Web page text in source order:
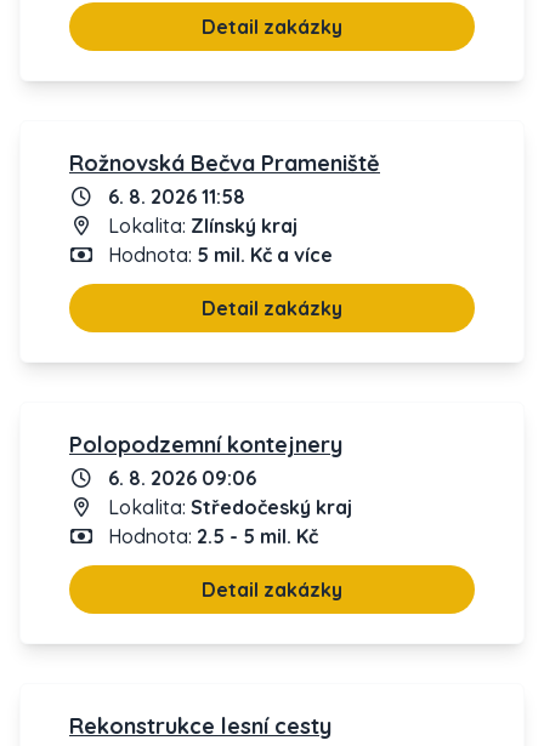
Detail zakázky
Rožnovská Bečva Prameniště
6. 8. 2026 11:58
Lokalita: Zlínský kraj
Hodnota: 5 mil. Kč a více
Detail zakázky
Polopodzemní kontejnery
6. 8. 2026 09:06
Lokalita: Středočeský kraj
Hodnota: 2.5 - 5 mil. Kč
Detail zakázky
Rekonstrukce lesní cesty